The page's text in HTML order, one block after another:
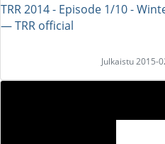
TRR 2014 - Episode 1/10 -
― TRR official
Julkaistu 2015-